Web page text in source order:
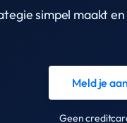
simpel maakt
Meld je
Geen